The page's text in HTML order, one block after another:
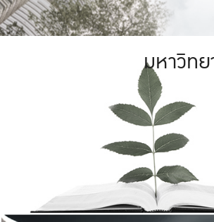
มหาวิท